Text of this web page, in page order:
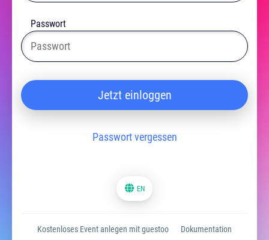
Passwort
Jetzt einloggen
Passwort vergessen
EN
Kostenloses Event anlegen mit guestoo Dokumentation